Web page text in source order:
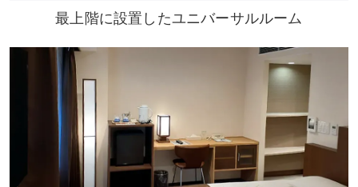
最上階に設置したユニバーサルルーム